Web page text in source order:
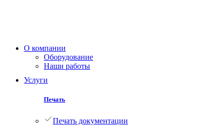
О компании
Оборудование
Наши работы
Услуги
Печать
Печать документации